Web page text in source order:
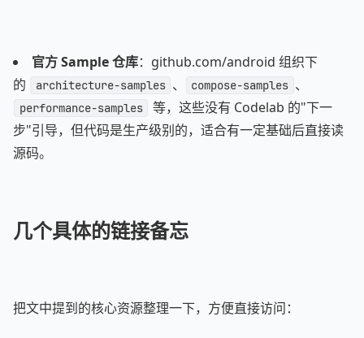
官方 Sample 仓库：github.com/android 组织下
的
architecture-samples 、 compose-samples 、
performance-samples
等，这些没有 Codelab 的"下一
步"引导，但代码是生产级别的，适合有一定基础后直接读
源码。
几个具体的链接备忘
把文中提到的核心资源整理一下，方便直接访问：